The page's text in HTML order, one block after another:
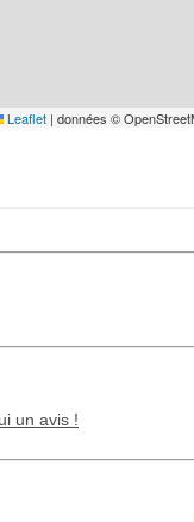
Leaflet | données ©
un avis !